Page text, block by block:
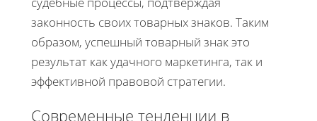
законность своих товарных знаков. Таким
образом, успешный товарный знак это
результат как удачного маркетинга, так и
эффективной правовой стратегии.
Современные тенденции в